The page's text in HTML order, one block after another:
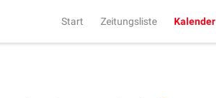
Start Zeitungsliste Kalender